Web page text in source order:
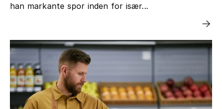
han markante spor inden for især...